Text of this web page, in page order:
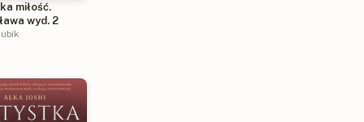
miłość.
wyd. 2